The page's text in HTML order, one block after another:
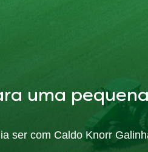
uma
ser com Caldo Knorr